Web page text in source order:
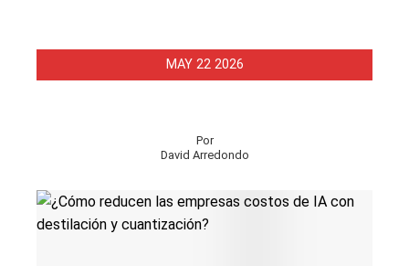
MAY 22 2026
Por
David Arredondo